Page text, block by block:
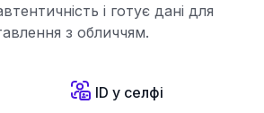
і готує дані для
з обличчям.
ID у селфі